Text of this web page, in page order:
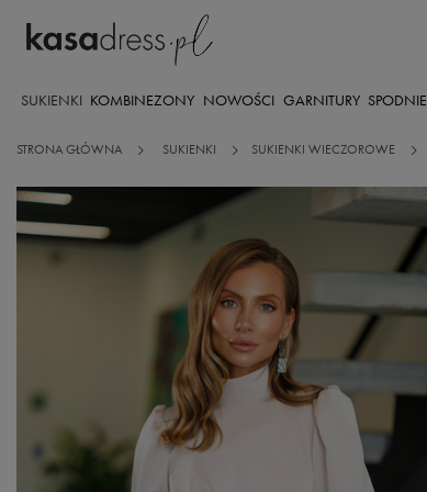
SUKIENKI KOMBINEZONY NOWOŚCI GARNITURY SPODNIE
STRONA GŁÓWNA SUKIENKI SUKIENKI WIECZOROWE